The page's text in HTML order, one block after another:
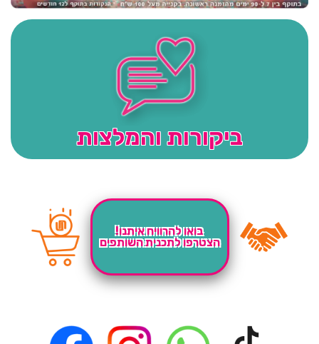
ביקורות והמלצות
בואו להרוויח איתנו!
הצטרפו לתכנית השותפים